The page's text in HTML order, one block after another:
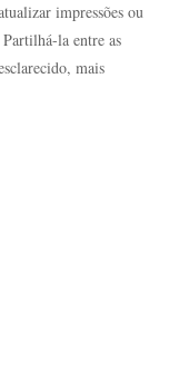
impressões ou
la entre as
mais